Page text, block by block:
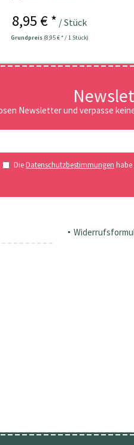
8,95 € * / Stück
Grundpreis (8,95 € * / 1 Stück)
Newsletter und verpasse
DieDatenschutzbestimmungen habe